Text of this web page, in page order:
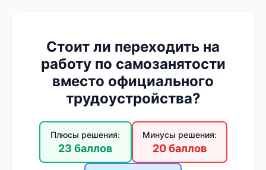
Стоит ли переходить на
работу по самозанятости
вместо официального
трудоустройства?
Плюсы решения:
23 баллов
Минусы решения:
20 баллов